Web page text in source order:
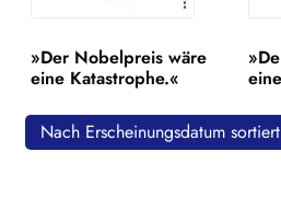
Search:
»Der Nobelpreis wäre
eine Katastrophe.«
Nach Erscheinungsdatum sortiert